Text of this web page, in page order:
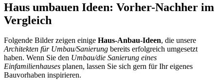
Haus umbauen Ideen: Vorher-Nachher im
Vergleich
Folgende Bilder zeigen einige Haus-Anbau-Ideen, die unsere
Architekten für Umbau/Sanierung bereits erfolgreich umgesetzt
haben. Wenn Sie den Umbau/die Sanierung eines
Einfamilienhauses planen, lassen Sie sich gern für Ihr eigenes
Bauvorhaben inspirieren.